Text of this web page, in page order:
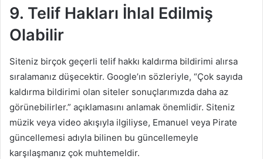
9. Telif Hakları İhlal Edilmiş
Olabilir
Siteniz birçok geçerli telif hakkı kaldırma bildirimi alırsa
sıralamanız düşecektir. Google’ın sözleriyle, “Çok sayıda
kaldırma bildirimi olan siteler sonuçlarımızda daha az
görünebilirler.” açıklamasını anlamak önemlidir. Siteniz
müzik veya video akışıyla ilgiliyse, Emanuel veya Pirate
güncellemesi adıyla bilinen bu güncellemeyle
karşılaşmanız çok muhtemeldir.